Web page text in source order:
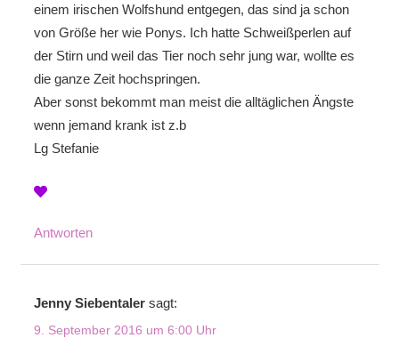
einem irischen Wolfshund entgegen, das sind ja schon
von Größe her wie Ponys. Ich hatte Schweißperlen auf
der Stirn und weil das Tier noch sehr jung war, wollte es
die ganze Zeit hochspringen.
Aber sonst bekommt man meist die alltäglichen Ängste
wenn jemand krank ist z.b
Lg Stefanie
Antworten
Jenny Siebentaler sagt:
9. September 2016 um 6:00 Uhr